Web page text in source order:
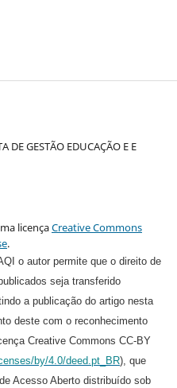
DE GESTÃO EDUCAÇÃO E E
licençaCreative Commons
.
o autor permite que o direito de
seja transferido
a publicação do artigo nesta
deste com o reconhecimento
Creative Commons CC-BY
by/4.0/deed.pt_BR), que
Acesso Aberto distribuído sob